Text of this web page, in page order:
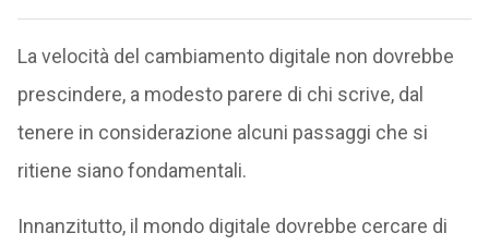
La velocità del cambiamento digitale non dovrebbe
prescindere, a modesto parere di chi scrive, dal
tenere in considerazione alcuni passaggi che si
ritiene siano fondamentali.
Innanzitutto, il mondo digitale dovrebbe cercare di